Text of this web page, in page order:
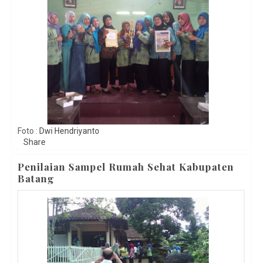
Foto : Dwi Hendriyanto
Share
Penilaian Sampel Rumah Sehat Kabupaten
Batang